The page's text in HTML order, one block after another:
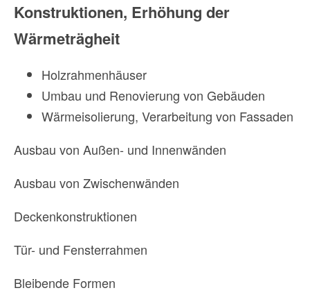
Konstruktionen, Erhöhung der
Wärmeträgheit
Holzrahmenhäuser
Umbau und Renovierung von Gebäuden
Wärmeisolierung, Verarbeitung von Fassaden
Ausbau von Außen- und Innenwänden
Ausbau von Zwischenwänden
Deckenkonstruktionen
Tür- und Fensterrahmen
Bleibende Formen